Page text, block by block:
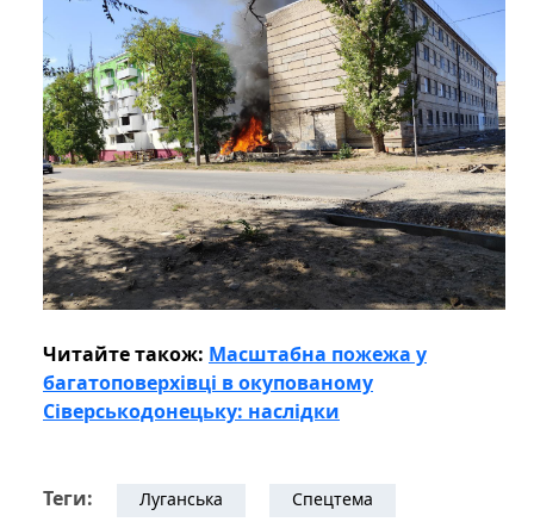
Читайте також: Масштабна пожежа у
багатоповерхівці в окупованому
Сіверськодонецьку: наслідки
Теги: Луганська
Спецтема